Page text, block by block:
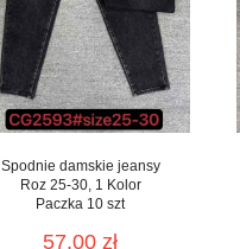
Spodnie damskie jeansy
Roz 25-30, 1 Kolor
Paczka 10 szt
57.00 zł